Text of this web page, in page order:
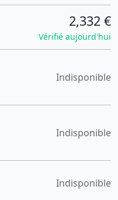
2,332 €
Vérifié aujourd'hui
Indisponible
Indisponible
Indisponible